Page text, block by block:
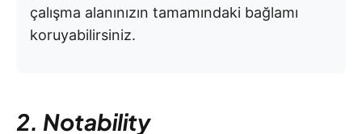
çalışma alanınızın tamamındaki bağlamı
koruyabilirsiniz.
2. Notability